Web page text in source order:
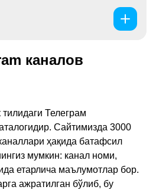
каналов
Телеграм
Сайтимизда 3000
ҳақида батафсил
мумкин: канал номи,
етарлича маълумотлар бор.
ажратилган бўлиб, бу